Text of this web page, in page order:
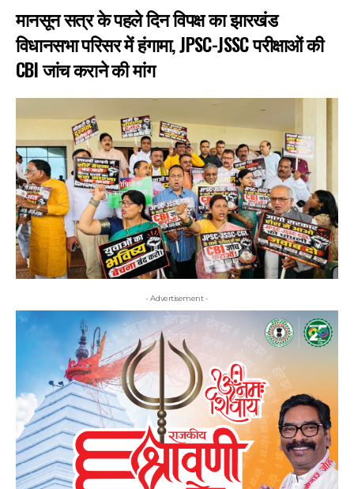
मानसून सत्र के पहले दिन विपक्ष का झारखंड
विधानसभा परिसर में हंगामा, JPSC-JSSC परीक्षाओं की
CBI जांच कराने की मांग
- Advertisement -